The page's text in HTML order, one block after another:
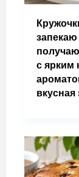
запекаю
с ярким
вкусная